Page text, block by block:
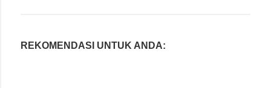
REKOMENDASI UNTUK ANDA: